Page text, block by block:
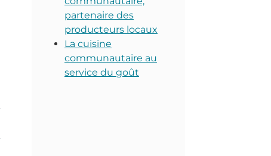
partenaire des
producteurs locaux
La cuisine
communautaire au
service du goût